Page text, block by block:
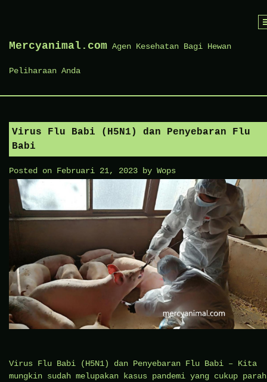
Mercyanimal.com Agen Kesehatan Bagi Hewan
Peliharaan Anda
Virus Flu Babi (H5N1) dan Penyebaran Flu
Babi
Posted on Februari 21, 2023 by Wops
Virus Flu Babi (H5N1) dan Penyebaran Flu Babi – Kita
mungkin sudah melupakan kasus pandemi yang cukup parah